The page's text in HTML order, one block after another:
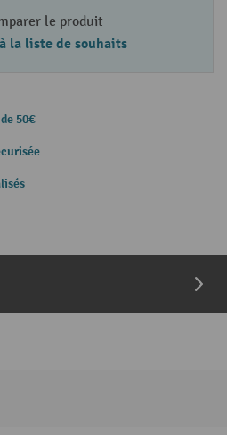
le produit
la liste de souhaits
50€